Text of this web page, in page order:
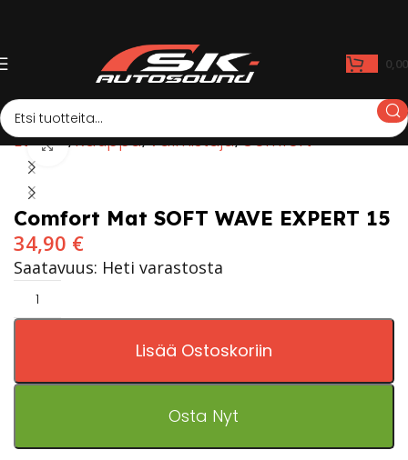
Etusivu Kauppa Valmistaja Comfort
Click to enlarge
Comfort Mat SOFT WAVE EXPERT 15
34,90 €
Saatavuus: Heti varastosta
Lisää Ostoskoriin
Osta Nyt